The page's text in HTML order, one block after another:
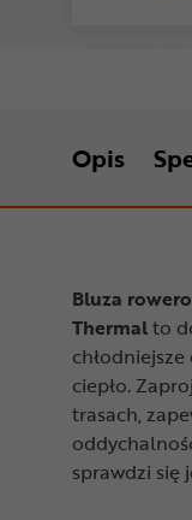
Opis
Bluza
Thermalto
ciepło.
trasach,
sprawdzi się